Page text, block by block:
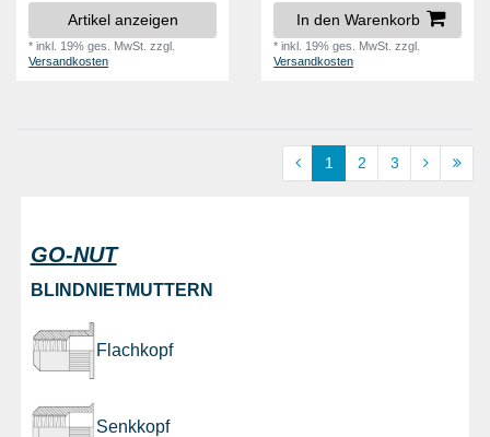
Artikel anzeigen
*inkl. 19% ges. MwSt. zzgl.
Versandkosten
In den Warenkorb
*inkl. 19% ges. MwSt. zzgl.
Versandkosten
1 2 3
GO-NUT
BLINDNIETMUTTERN
Flachkopf
Senkkopf